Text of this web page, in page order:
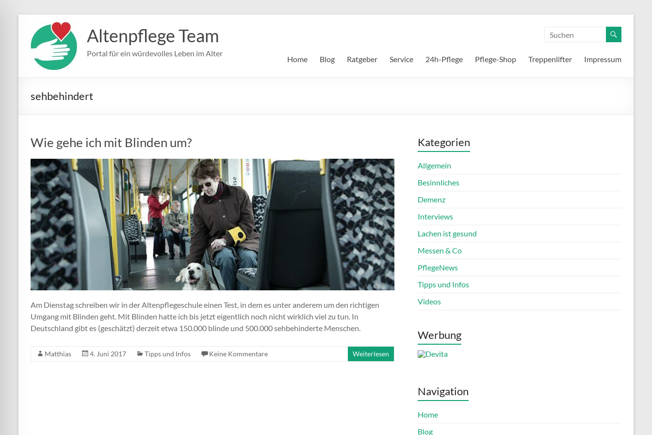
Inhalt
springen
Altenpflege Team
Portal für ein würdevolles Leben im Alter
Home Blog Ratgeber Service 24h-Pflege Pflege-Shop Treppenlifter Impressum
sehbehindert
Wie gehe ich mit Blinden um?
Am Dienstag schreiben wir in der Altenpflegeschule einen Test, in dem es unter anderem um den richtigen
Umgang mit Blinden geht. Mit Blinden hatte ich bis jetzt eigentlich noch nicht wirklich viel zu tun. In
Deutschland gibt es (geschätzt) derzeit etwa 150.000 blinde und 500.000 sehbehinderte Menschen.
Matthias 4. Juni 2017 Tipps und Infos Keine Kommentare Weiterlesen
Kategorien
Allgemein
Besinnliches
Demenz
Interviews
Lachen ist gesund
Messen & Co
PflegeNews
Tipps und Infos
Videos
Werbung
Navigation
Home
Blog